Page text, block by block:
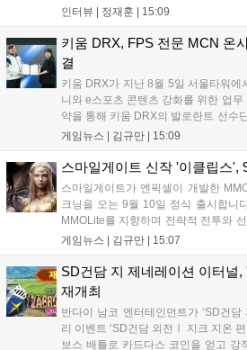
'소굴'을 포함합니다. 개발진은 하우징
를 표했습니다....
인터뷰 | 정재훈 | 15:09
키움 DRX, FPS 전문 MCN 온
결
키움 DRX가 지난 8월 5일 서울타워에
니와 e스포츠 콘텐츠 강화를 위한 업
약을 통해 키움 DRX의 발로란트 선수
이터 네트워크를 결합하여 정규 및 특
오프라인 연계 프로그램을 순차적으로
게임뉴스 | 김규만 | 15:09
스마일게이트 신작 '이클립스',
스마일게이트가 엔픽셀이 개발한
크닝을 오는 9월 10일 정식 출시합니
MMOLite를 지향하며 전략적 전투와
재 공식 홈페이지와 앱 마켓에서 사전
주차별 스페셜 쿠폰과 한정 스킨, 경품
이용자들의 기대를 모으고 있습니다....
게임뉴스 | 김규만 | 15:07
SD건담 지 제네레이션 이터널
재개최
반다이 남코 엔터테인먼트가 ‘SD건담
리 이벤트 ‘SD건담 외전Ⅰ 지크 지온
보스 배틀로 카드다스 코인을 얻고 강